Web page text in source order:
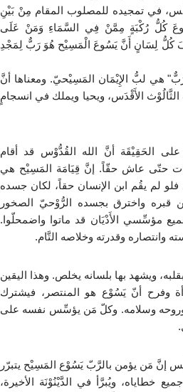
14). وشهد بُوْلُس، في تمجيده للمصلوب المقام مِنْ بَيْنِ
كُلُّ رُكْبَةٍ مِمَّنْ فِي السَّمَاءِ وَمَنْ عَلَى
كُلُّ لِسَانٍ أَنَّ يَسُوعَ الْمَسِيْح هُوَ رَبٌّ لِمَجْدِ
هي لبُّ الإِيْمَان المَسِيْحيّ. ومعناها أنَّ
الأَقْدَس، ويحيا ويملك في انسجامٍ
الحَقِيْقَة أنَّ الله القُدُّوْس قد أقام
حتّى عاش حقّاً. إنَّ قِيَامَة المَسِيْح هي
فلو لم يقُم ابن الإنسان حقاً، لكان جسده
قبره واخترق بجسده الرُّوْحيّ الصخور
مؤسِّسي الأَدْيَان قد ماتوا واضمحلّوا.
وانتصاره وقدرته وخلاصه التَّام.
ويشهد بها بلسانه يخلص. وهذا اليقين
وفرح أنّ يَسُوْع هو المنتصر، فيشترك
وروحه وسلامه. وكلّ مَن يؤسِّس نفسه على
إنَّ مَن يؤمن بالرَّبّ يَسُوْع المَسِيْح يتبرّر
خطاياه، ويُبرَّأ في الدَّيْنُوْنَة الأخيرة،